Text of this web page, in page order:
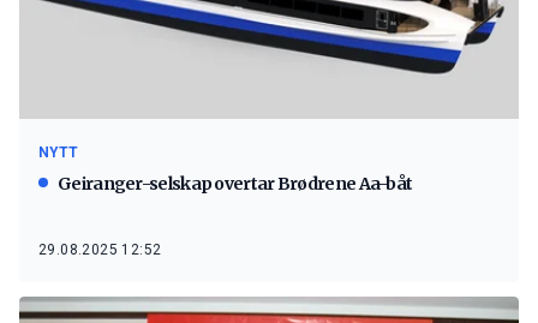
NYTT
Geiranger-selskap overtar Brødrene Aa-båt
29.08.2025 12:52